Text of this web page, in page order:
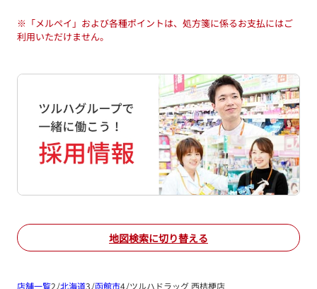
※ 「メルペイ」および各種ポイントは、処方箋に係るお支払にはご
利用いただけません。
地図検索に切り替える
店舗一覧 北海道 函館市 ツルハドラッグ 西桔梗店